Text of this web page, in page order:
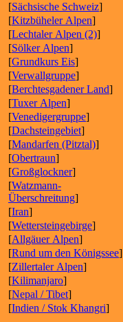
[Sächsische Schweiz]
[Kitzbüheler Alpen]
[Lechtaler Alpen (2)]
[Sölker Alpen]
[Grundkurs Eis]
[Verwallgruppe]
[Berchtesgadener Land]
[Tuxer Alpen]
[Venedigergruppe]
[Dachsteingebiet]
[Mandarfen (Pitztal)]
[Obertraun]
[Großglockner]
[Watzmann-
Überschreitung]
[Iran]
[Wettersteingebirge]
[Allgäuer Alpen]
[Rund um den Königssee]
[Zillertaler Alpen]
[Kilimanjaro]
[Nepal / Tibet]
[Indien / Stok Khangri]